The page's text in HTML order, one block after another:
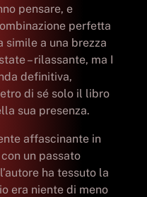
pensare, e
perfetta
simile a una brezza
– rilassante, ma I
definitiva,
di sé solo il libro
sua presenza.
affascinante in
un passato
ha tessuto la
era niente di meno